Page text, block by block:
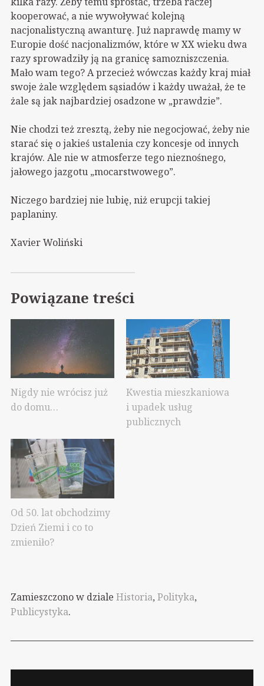
kooperować, a nie wywoływać kolejną
nacjonalistyczną awanturę. Już naprawdę mamy w
Europie dość nacjonalizmów, które w XX wieku dwa
razy sprowadziły ją na granicę samozniszczenia.
Mało wam tego? A przecież wówczas każdy kraj miał
swoje żale względem sąsiadów i każdy uważał, że te
żale są jak najbardziej osadzone w „prawdzie”.
Nie chodzi też zresztą, żeby nie negocjować, żeby nie
starać się o jakieś ustalenia czy koncesje od innych
krajów. Ale nie w atmosferze tego nieznośnego,
jałowego jazgotu „mocarstwowego”.
Niczego bardziej nie lubię, niż erupcji takiej
paplaniny.
Xavier Woliński
Powiązane treści
Nigdy nie wrócisz już
do domu…
Kwestia mieszkaniowa
i upadek usług
publicznych
Od 50. lat obchodzimy
Dzień Ziemi i co to
zmieniło?
Zamieszczono w dziale Historia, Polityka,
Publicystyka.